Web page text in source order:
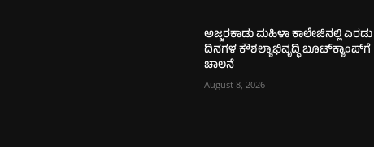
ಅಜ್ಜರಕಾಡು ಮಹಿಳಾ ಕಾಲೇಜಿನಲ್ಲಿ ಎರಡು
ದಿನಗಳ ಕೌಶಲ್ಯಾಭಿವೃದ್ಧಿ ಬೂಟ್‌ಕ್ಯಾಂಪ್‌ಗೆ
ಚಾಲನೆ
August 8, 2026